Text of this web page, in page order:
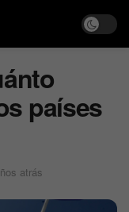
países
atrás